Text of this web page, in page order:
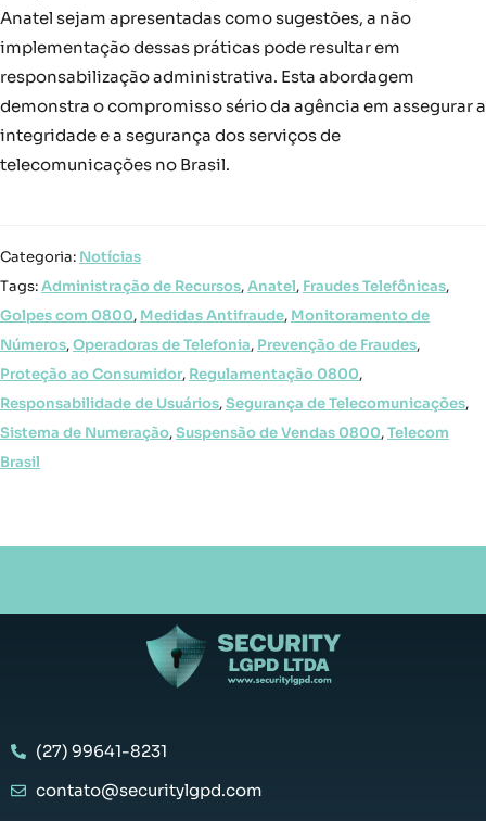
Anatel sejam apresentadas como sugestões, a não
implementação dessas práticas pode resultar em
responsabilização administrativa. Esta abordagem
demonstra o compromisso sério da agência em assegurar a
integridade e a segurança dos serviços de
telecomunicações no Brasil.
Categoria: Notícias
Tags:Administração de Recursos,Anatel, Fraudes Telefônicas,
Golpes com 0800, Medidas Antifraude, Monitoramento de
Números,Operadoras de Telefonia, Prevenção de Fraudes,
Proteção ao Consumidor, Regulamentação 0800,
Responsabilidade de Usuários,Segurança de Telecomunicações,
Sistema de Numeração,Suspensão de Vendas 0800,Telecom
Brasil
(27) 99641-8231
contato@securitylgpd.com